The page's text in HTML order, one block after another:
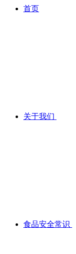
首页
关于我们
食品安全常识